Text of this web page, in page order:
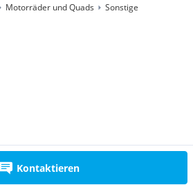
Kontaktieren
Motorräder und Quads Sonstige